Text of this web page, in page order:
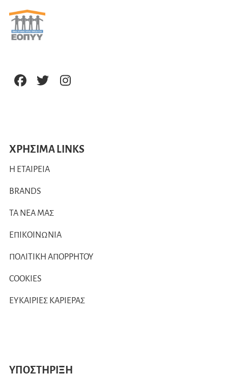
ΧΡΗΣΙΜΑ LINKS
Η ΕΤΑΙΡΕΙΑ
BRANDS
ΤΑ ΝΕΑ ΜΑΣ
ΕΠΙΚΟΙΝΩΝΙΑ
ΠΟΛΙΤΙΚΗ ΑΠΟΡΡΗΤΟΥ
COOKIES
ΕΥΚΑΙΡΙΕΣ ΚΑΡΙΕΡΑΣ
ΥΠΟΣΤΗΡΙΞΗ